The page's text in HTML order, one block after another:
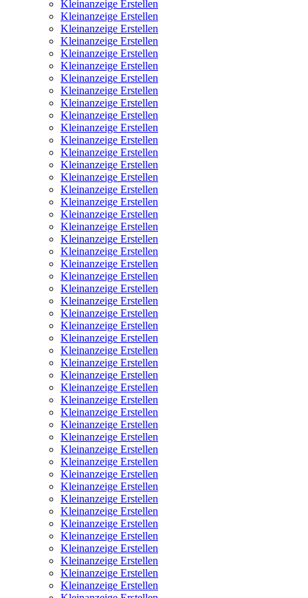
Kleinanzeige Erstellen
Kleinanzeige Erstellen
Kleinanzeige Erstellen
Kleinanzeige Erstellen
Kleinanzeige Erstellen
Kleinanzeige Erstellen
Kleinanzeige Erstellen
Kleinanzeige Erstellen
Kleinanzeige Erstellen
Kleinanzeige Erstellen
Kleinanzeige Erstellen
Kleinanzeige Erstellen
Kleinanzeige Erstellen
Kleinanzeige Erstellen
Kleinanzeige Erstellen
Kleinanzeige Erstellen
Kleinanzeige Erstellen
Kleinanzeige Erstellen
Kleinanzeige Erstellen
Kleinanzeige Erstellen
Kleinanzeige Erstellen
Kleinanzeige Erstellen
Kleinanzeige Erstellen
Kleinanzeige Erstellen
Kleinanzeige Erstellen
Kleinanzeige Erstellen
Kleinanzeige Erstellen
Kleinanzeige Erstellen
Kleinanzeige Erstellen
Kleinanzeige Erstellen
Kleinanzeige Erstellen
Kleinanzeige Erstellen
Kleinanzeige Erstellen
Kleinanzeige Erstellen
Kleinanzeige Erstellen
Kleinanzeige Erstellen
Kleinanzeige Erstellen
Kleinanzeige Erstellen
Kleinanzeige Erstellen
Kleinanzeige Erstellen
Kleinanzeige Erstellen
Kleinanzeige Erstellen
Kleinanzeige Erstellen
Kleinanzeige Erstellen
Kleinanzeige Erstellen
Kleinanzeige Erstellen
Kleinanzeige Erstellen
Kleinanzeige Erstellen